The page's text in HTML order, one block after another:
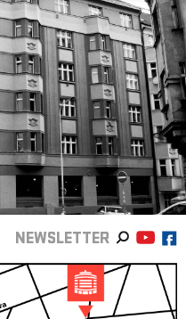
NEWSLETTER